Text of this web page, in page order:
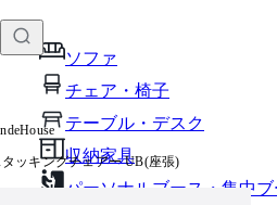
ソファ
チェア・椅子
テーブル・デスク
収納家具
パーソナルブース・集中
り付けて、カートに追加できます
ッキングチェアー UB(座張)